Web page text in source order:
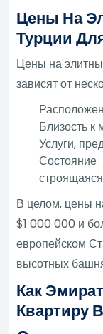
Цены На
Турции
Цены на
зависят от
Близость
Услуги,
В целом, цены
$1 000 000 и
европейском
высотных
Как
Квартиру